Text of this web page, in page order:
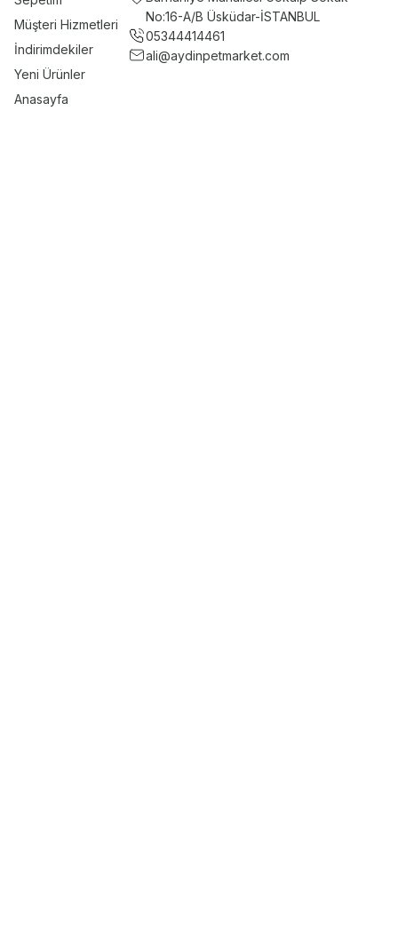
Müşteri Hizmetleri
İndirimdekiler
Yeni Ürünler
Anasayfa
No:16-A/B Üsküdar-İSTANBUL
05344414461
ali@aydinpetmarket.com